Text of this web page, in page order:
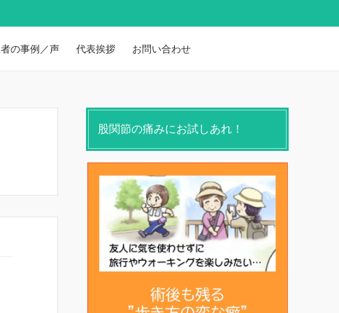
の事例／声 代表挨拶 お問い合わせ
股関節の痛みにお試しあれ！